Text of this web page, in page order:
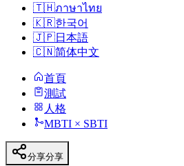
🇹🇭ภาษาไทย
🇰🇷한국어
🇯🇵日本語
🇨🇳简体中文
首頁
測試
人格
MBTI × SBTI
分享分享